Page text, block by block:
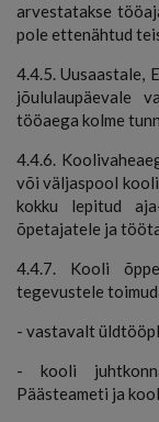
arvestatakse
pole ettenähtud
4.4.5. Uusaastale,
jõululaupäevale
tööaega kolme
4.4.6.
või väljaspool
kokku lepitud
õpetajatele ja
4.4.7. Kooli
tegevustele
- vastavalt
- kooli
Päästeameti ja